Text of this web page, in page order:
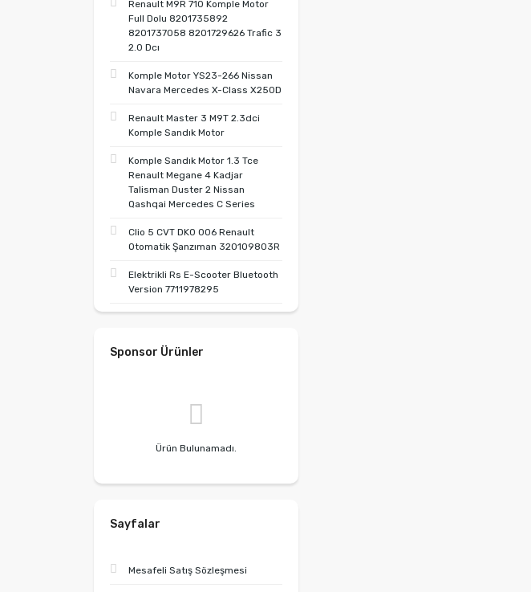
Renault M9R 710 Komple Motor
Full Dolu 8201735892
8201737058 8201729626 Trafic 3
2.0 Dcı
Komple Motor YS23-266 Nissan
Navara Mercedes X-Class X250D
Renault Master 3 M9T 2.3dci
Komple Sandık Motor
Komple Sandık Motor 1.3 Tce
Renault Megane 4 Kadjar
Talisman Duster 2 Nissan
Qashqai Mercedes C Series
Clio 5 CVT DK0 006 Renault
Otomatik Şanzıman 320109803R
Elektrikli Rs E-Scooter Bluetooth
Version 7711978295
Sponsor Ürünler
Ürün Bulunamadı.
Sayfalar
Mesafeli Satış Sözleşmesi